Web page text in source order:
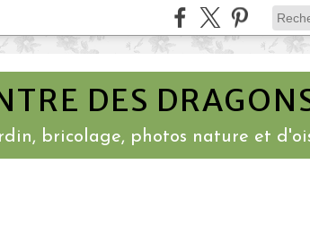
DES
bricolage, photos nature et